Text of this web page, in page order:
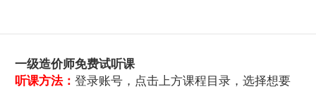
一级造价师免费试听课
听课方法： 登录账号，点击上方课程目录，选择想要